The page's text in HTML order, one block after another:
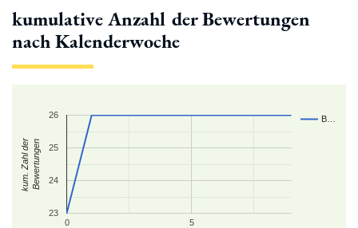
kumulative Anzahl der Bewertungen
nach Kalenderwoche
B…
0 5
23
24
25
26
kum. Zahl derBewertungen